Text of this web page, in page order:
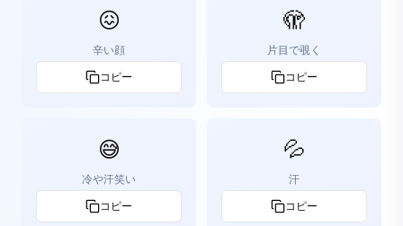
😖
辛い顔
コピー
🫣
片目で覗く
コピー
😅
冷や汗笑い
コピー
💦
汗
コピー